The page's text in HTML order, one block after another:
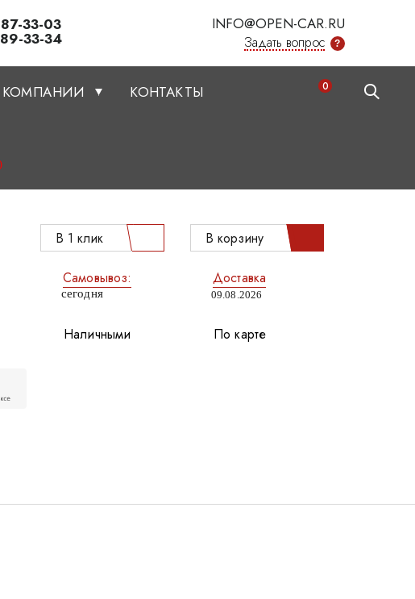
33-03
33-34
INFO@OPEN-CAR.RU
Задать вопрос ?
КОНТАКТЫ 0
В 1 клик В корзину
Самовывоз:
сегодня
Доставка
09.08.2026
Наличными По карте